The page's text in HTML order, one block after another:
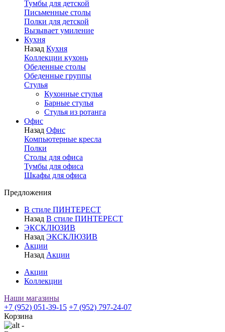
Тумбы для детской
Письменные столы
Полки для детской
Вызывает умиление
Кухня
Назад Кухня
Коллекции кухонь
Обеденные столы
Обеденные группы
Стулья
Кухонные стулья
Барные стулья
Стулья из ротанга
Офис
Назад Офис
Компьютерные кресла
Полки
Столы для офиса
Тумбы для офиса
Шкафы для офиса
Предложения
В стиле ПИНТЕРЕСТ
Назад В стиле ПИНТЕРЕСТ
ЭКСКЛЮЗИВ
Назад ЭКСКЛЮЗИВ
Акции
Назад Акции
Акции
Коллекции
Наши магазины
+7 (952) 051-39-15 +7 (952) 797-24-07
Корзина
-